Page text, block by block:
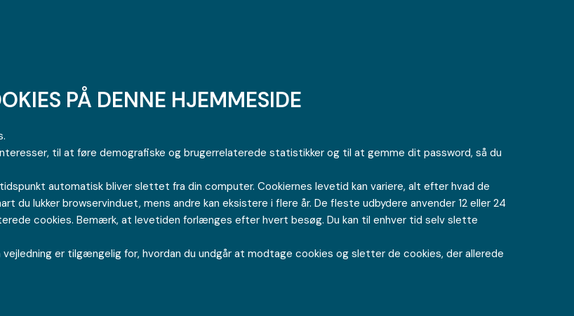
PÅ DENNE HJEMMESIDE
til at føre demografiske og brugerrelaterede statistikker og til at gemme dit password, så du
automatisk bliver slettet fra din computer. Cookiernes levetid kan variere, alt efter hvad de
du lukker browservinduet, mens andre kan eksistere i flere år. De fleste udbydere anvender 12 eller 24
cookies. Bemærk, at levetiden forlænges efter hvert besøg. Du kan til enhver tid selv slette
vejledning er tilgængelig for, hvordan du undgår at modtage cookies og sletter de cookies, der allerede